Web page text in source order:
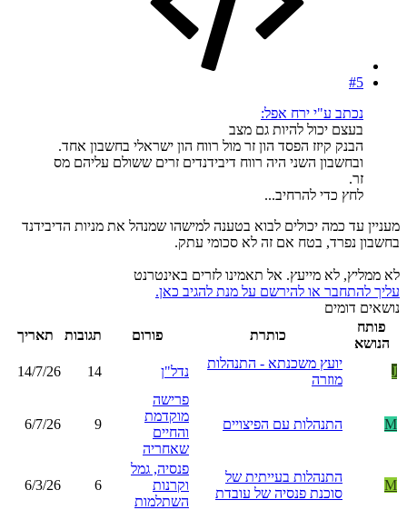
#5
נכתב ע"י ירח אפל:
בעצם יכול להיות גם מצב
הבנק קיזז הפסד הון זר מול רווח הון ישראלי בחשבון אחד.
ובחשבון השני היה רווח דיבידנדים זרים ששולם עליהם מס
זר.
לחץ כדי להרחיב...
מעניין עד כמה יכולים לבוא בטענה למישהו שמנהל את מניות הדיבידנד
בחשבון נפרד, בטח אם זה לא סכומי עתק.
לא ממליץ, לא מייעץ. אל תאמינו לזרים באינטרנט
עליך להתחבר או להירשם על מנת להגיב כאן.
נושאים דומים
פותח
הנושא
כותרת פורום תגובות תאריך
J
יועץ משכנתא - התנהלות
מוזרה
נדל"ן 14
14/7/26
M התנהלות עם הפיצויים
פרישה
מוקדמת
והחיים
שאחריה
9
6/7/26
M
התנהלות בעייתית של
סוכנת פנסיה של עובדת
פנסיה, גמל
וקרנות
השתלמות
6
6/3/26